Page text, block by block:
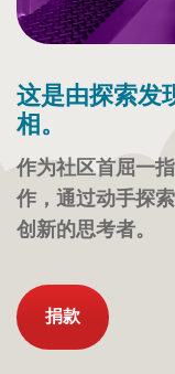
这是由探索发
相。
作为社区首屈一
作，通过动手探
创新的思考者。
捐款